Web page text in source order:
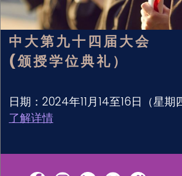
中大第九十四届大会
(颁授学位典礼）
日期：2024年11月14至16日（星期
了解详情